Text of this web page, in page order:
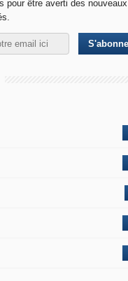
pour être averti des nouveaux